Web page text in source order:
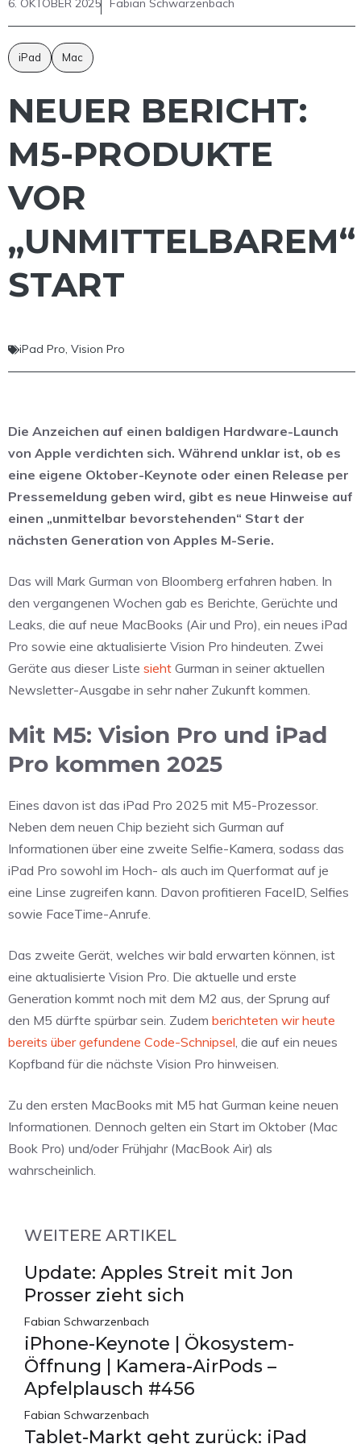
6. OKTOBER 2025 Fabian Schwarzenbach
iPad Mac
NEUER BERICHT:
M5-PRODUKTE
VOR
„UNMITTELBAREM“
START
iPad Pro, Vision Pro
Die Anzeichen auf einen baldigen Hardware-Launch
von Apple verdichten sich. Während unklar ist, ob es
eine eigene Oktober-Keynote oder einen Release per
Pressemeldung geben wird, gibt es neue Hinweise auf
einen „unmittelbar bevorstehenden“ Start der
nächsten Generation von Apples M-Serie.
Das will Mark Gurman von Bloomberg erfahren haben. In
den vergangenen Wochen gab es Berichte, Gerüchte und
Leaks, die auf neue MacBooks (Air und Pro), ein neues iPad
Pro sowie eine aktualisierte Vision Pro hindeuten. Zwei
Geräte aus dieser Liste sieht Gurman in seiner aktuellen
Newsletter-Ausgabe in sehr naher Zukunft kommen.
Mit M5: Vision Pro und iPad
Pro kommen 2025
Eines davon ist das iPad Pro 2025 mit M5-Prozessor.
Neben dem neuen Chip bezieht sich Gurman auf
Informationen über eine zweite Selfie-Kamera, sodass das
iPad Pro sowohl im Hoch- als auch im Querformat auf je
eine Linse zugreifen kann. Davon profitieren FaceID, Selfies
sowie FaceTime-Anrufe.
Das zweite Gerät, welches wir bald erwarten können, ist
eine aktualisierte Vision Pro. Die aktuelle und erste
Generation kommt noch mit dem M2 aus, der Sprung auf
den M5 dürfte spürbar sein. Zudem berichteten wir heute
bereits über gefundene Code-Schnipsel, die auf ein neues
Kopfband für die nächste Vision Pro hinweisen.
Zu den ersten MacBooks mit M5 hat Gurman keine neuen
Informationen. Dennoch gelten ein Start im Oktober (Mac
Book Pro) und/oder Frühjahr (MacBook Air) als
wahrscheinlich.
WEITERE ARTIKEL
Update: Apples Streit mit Jon
Prosser zieht sich
Fabian Schwarzenbach
iPhone-Keynote | Ökosystem-
Öffnung | Kamera-AirPods –
Apfelplausch #456
Fabian Schwarzenbach
Tablet-Markt geht zurück: iPad